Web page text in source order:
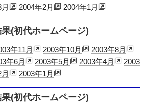
2004年2月 2004年1月
(初代ホームページ)
年11月 2003年10月
2003年8月
年6月 2003年5月 2003年4月
2003
2003年1月
(初代ホームページ)